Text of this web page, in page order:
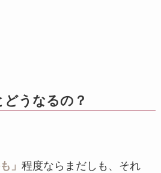
どうなるの？
」 程度ならまだしも、それ